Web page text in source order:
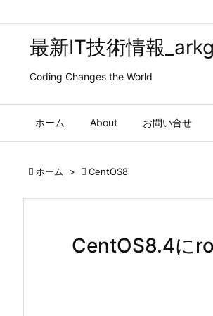
最新IT技術情報
Coding Changes the World
ホーム About お問い合せ
 ホーム >  CentOS8
CentOS8.4に